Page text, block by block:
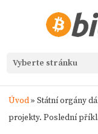
Vyberte stránku
Úvod» Státní orgány
projekty. Poslední